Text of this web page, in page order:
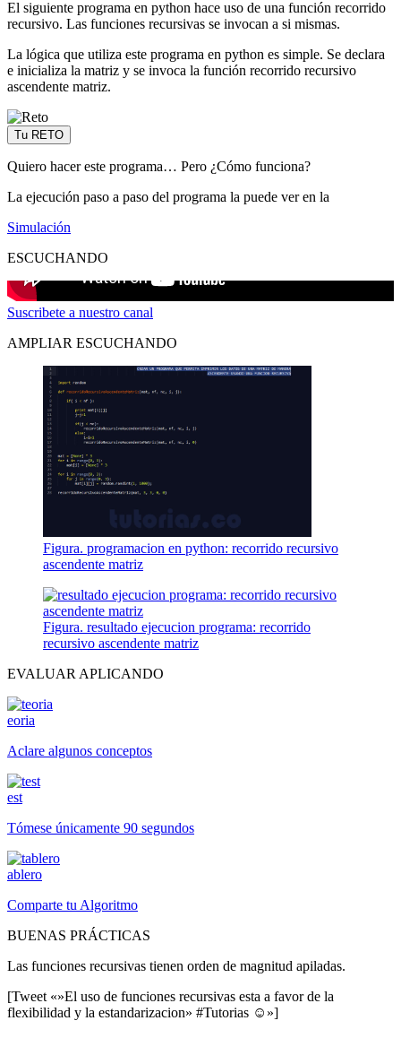
El siguiente programa en python hace uso de una función recorrido
recursivo. Las funciones recursivas se invocan a si mismas.
La lógica que utiliza este programa en python es simple. Se declara
e inicializa la matriz y se invoca la función recorrido recursivo
ascendente matriz.
Tu RETO
Quiero hacer este programa… Pero ¿Cómo funciona?
La ejecución paso a paso del programa la puede ver en la
Simulación
ESCUCHANDO
Suscribete a nuestro canal
AMPLIAR ESCUCHANDO
Figura. programacion en python: recorrido recursivo
ascendente matriz
Figura. resultado ejecucion programa: recorrido
recursivo ascendente matriz
EVALUAR APLICANDO
eoria
Aclare algunos conceptos
est
Tómese únicamente 90 segundos
ablero
Comparte tu Algoritmo
BUENAS PRÁCTICAS
Las funciones recursivas tienen orden de magnitud apiladas.
[Tweet «»El uso de funciones recursivas esta a favor de la
flexibilidad y la estandarizacion» #Tutorias ☺»]